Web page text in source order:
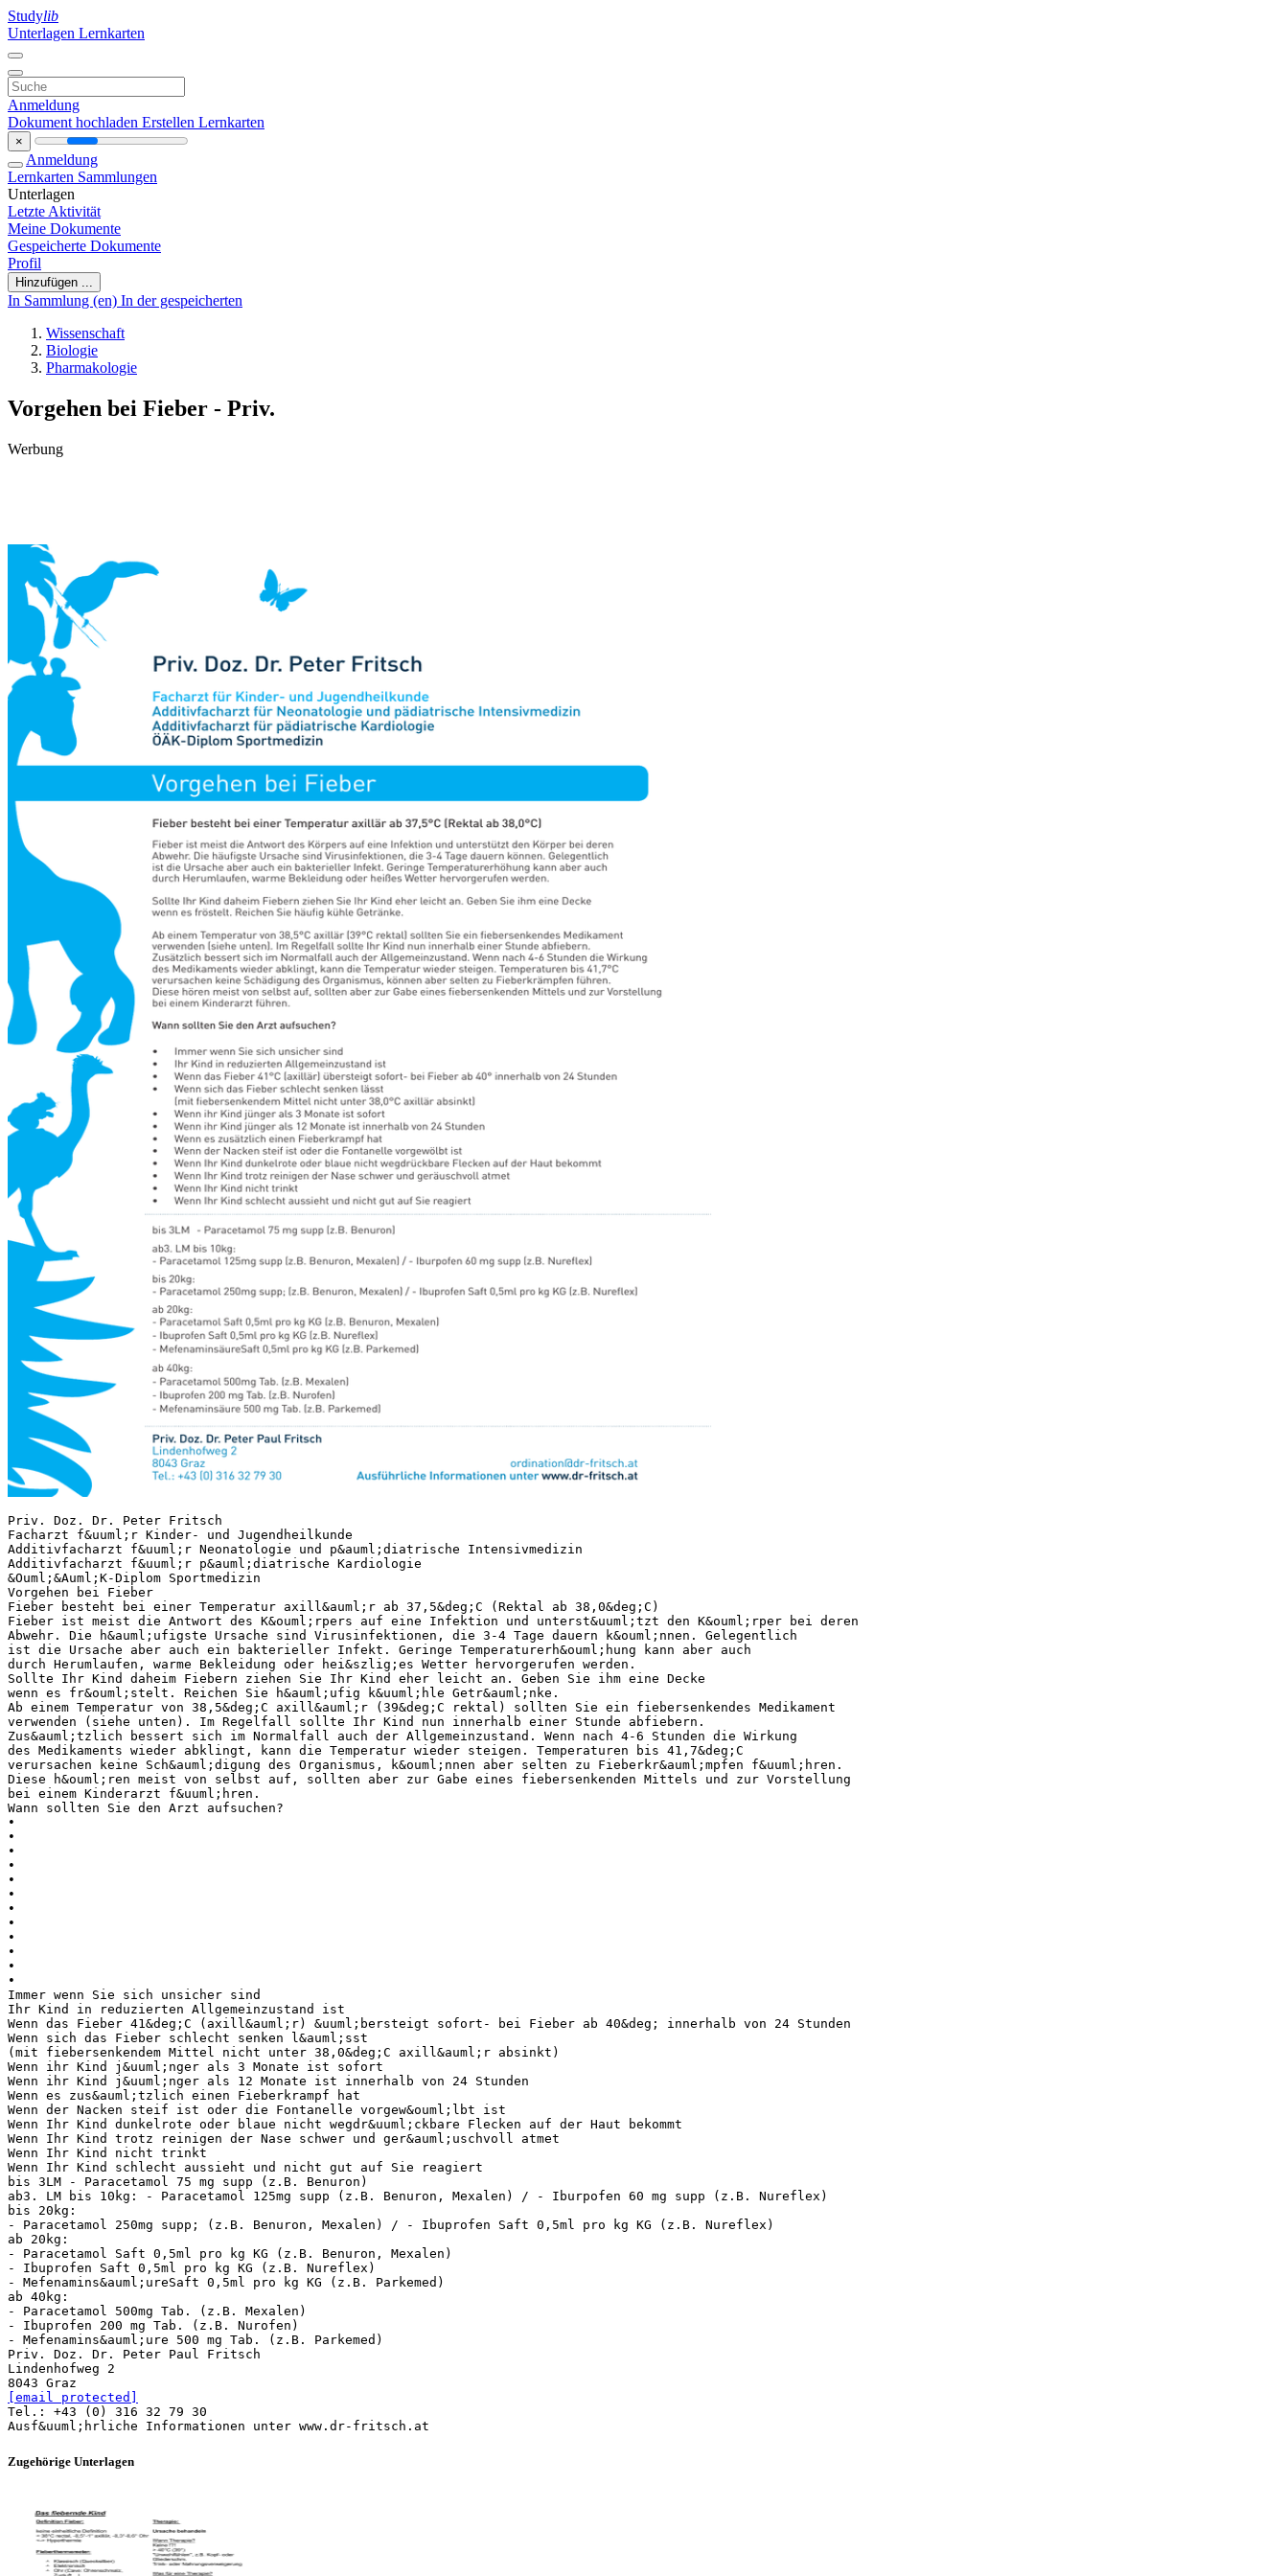
Studylib
Unterlagen Lernkarten
Anmeldung
Dokument hochladen Erstellen Lernkarten
×
Anmeldung
Lernkarten Sammlungen
Unterlagen
Letzte Aktivität
Meine Dokumente
Gespeicherte Dokumente
Profil
Hinzufügen ...
In Sammlung (en) In der gespeicherten
Wissenschaft
Biologie
Pharmakologie
Vorgehen bei Fieber - Priv.
Werbung
Priv. Doz. Dr. Peter Fritsch
Facharzt f&uuml;r Kinder- und Jugendheilkunde
Additivfacharzt f&uuml;r Neonatologie und p&auml;diatrische Intensivmedizin
Additivfacharzt f&uuml;r p&auml;diatrische Kardiologie
&Ouml;&Auml;K-Diplom Sportmedizin
Vorgehen bei Fieber
Fieber besteht bei einer Temperatur axill&auml;r ab 37,5&deg;C (Rektal ab 38,0&deg;C)
Fieber ist meist die Antwort des K&ouml;rpers auf eine Infektion und unterst&uuml;tzt den K&ouml;rper bei deren
Abwehr. Die h&auml;ufigste Ursache sind Virusinfektionen, die 3-4 Tage dauern k&ouml;nnen. Gelegentlich
ist die Ursache aber auch ein bakterieller Infekt. Geringe Temperaturerh&ouml;hung kann aber auch
durch Herumlaufen, warme Bekleidung oder hei&szlig;es Wetter hervorgerufen werden.
Sollte Ihr Kind daheim Fiebern ziehen Sie Ihr Kind eher leicht an. Geben Sie ihm eine Decke
wenn es fr&ouml;stelt. Reichen Sie h&auml;ufig k&uuml;hle Getr&auml;nke.
Ab einem Temperatur von 38,5&deg;C axill&auml;r (39&deg;C rektal) sollten Sie ein fiebersenkendes Medikament
verwenden (siehe unten). Im Regelfall sollte Ihr Kind nun innerhalb einer Stunde abfiebern.
Zus&auml;tzlich bessert sich im Normalfall auch der Allgemeinzustand. Wenn nach 4-6 Stunden die Wirkung
des Medikaments wieder abklingt, kann die Temperatur wieder steigen. Temperaturen bis 41,7&deg;C
verursachen keine Sch&auml;digung des Organismus, k&ouml;nnen aber selten zu Fieberkr&auml;mpfen f&uuml;hren.
Diese h&ouml;ren meist von selbst auf, sollten aber zur Gabe eines fiebersenkenden Mittels und zur Vorstellung
bei einem Kinderarzt f&uuml;hren.
Wann sollten Sie den Arzt aufsuchen?
•
•
•
•
•
•
•
•
•
•
•
•
Immer wenn Sie sich unsicher sind
Ihr Kind in reduzierten Allgemeinzustand ist
Wenn das Fieber 41&deg;C (axill&auml;r) &uuml;bersteigt sofort- bei Fieber ab 40&deg; innerhalb von 24 Stunden
Wenn sich das Fieber schlecht senken l&auml;sst
(mit fiebersenkendem Mittel nicht unter 38,0&deg;C axill&auml;r absinkt)
Wenn ihr Kind j&uuml;nger als 3 Monate ist sofort
Wenn ihr Kind j&uuml;nger als 12 Monate ist innerhalb von 24 Stunden
Wenn es zus&auml;tzlich einen Fieberkrampf hat
Wenn der Nacken steif ist oder die Fontanelle vorgew&ouml;lbt ist
Wenn Ihr Kind dunkelrote oder blaue nicht wegdr&uuml;ckbare Flecken auf der Haut bekommt
Wenn Ihr Kind trotz reinigen der Nase schwer und ger&auml;uschvoll atmet
Wenn Ihr Kind nicht trinkt
Wenn Ihr Kind schlecht aussieht und nicht gut auf Sie reagiert
bis 3LM - Paracetamol 75 mg supp (z.B. Benuron)
ab3. LM bis 10kg: - Paracetamol 125mg supp (z.B. Benuron, Mexalen) / - Iburpofen 60 mg supp (z.B. Nureflex)
bis 20kg:
- Paracetamol 250mg supp; (z.B. Benuron, Mexalen) / - Ibuprofen Saft 0,5ml pro kg KG (z.B. Nureflex)
ab 20kg:
- Paracetamol Saft 0,5ml pro kg KG (z.B. Benuron, Mexalen)
- Ibuprofen Saft 0,5ml pro kg KG (z.B. Nureflex)
- Mefenamins&auml;ureSaft 0,5ml pro kg KG (z.B. Parkemed)
ab 40kg:
- Paracetamol 500mg Tab. (z.B. Mexalen)
- Ibuprofen 200 mg Tab. (z.B. Nurofen)
- Mefenamins&auml;ure 500 mg Tab. (z.B. Parkemed)
Priv. Doz. Dr. Peter Paul Fritsch
Lindenhofweg 2
[email protected]
Tel.: +43 (0) 316 32 79 30
Zugehörige Unterlagen